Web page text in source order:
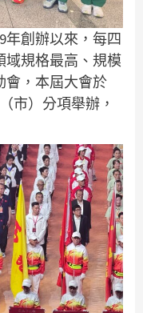
年創辦以來，每四
域規格最高、規模
會，本屆大會於
市）分項舉辦，